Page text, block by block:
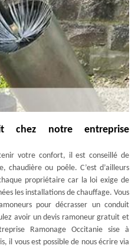
chez notre entreprise
votre confort, il est conseillé de
ou poêle. C’est d’ailleurs
propriétaire car la loi exige de
les installations de chauffage. Vous
pour décrasser un conduit
avoir un devis ramoneur gratuit et
Ramonage Occitanie sise à
il vous est possible de nous écrire via